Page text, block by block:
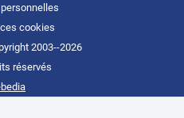
cookies
2003--2026
réservés